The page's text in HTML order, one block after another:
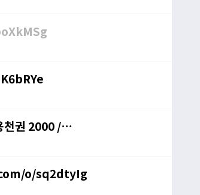
천권 2000 /
o/sq2dtyIg